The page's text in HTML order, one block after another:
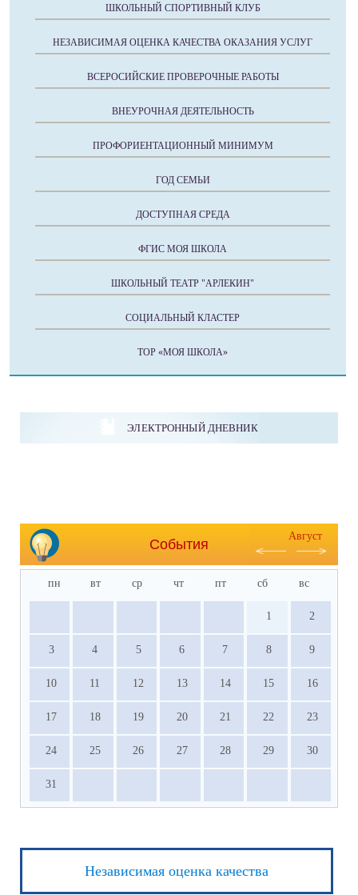
ШКОЛЬНЫЙ СПОРТИВНЫЙ КЛУБ
НЕЗАВИСИМАЯ ОЦЕНКА КАЧЕСТВА ОКАЗАНИЯ УСЛУГ
ВСЕРОСИЙСКИЕ ПРОВЕРОЧНЫЕ РАБОТЫ
ВНЕУРОЧНАЯ ДЕЯТЕЛЬНОСТЬ
ПРОФОРИЕНТАЦИОННЫЙ МИНИМУМ
ГОД СЕМЬИ
ДОСТУПНАЯ СРЕДА
ФГИС МОЯ ШКОЛА
ШКОЛЬНЫЙ ТЕАТР "АРЛЕКИН"
СОЦИАЛЬНЫЙ КЛАСТЕР
ТОР «МОЯ ШКОЛА»
ЭЛЕКТРОННЫЙ ДНЕВНИК
События
Август
пн вт ср чт пт сб вс
1 2
3 4 5 6 7 8 9
10 11 12 13 14 15 16
17 18 19 20 21 22 23
24 25 26 27 28 29 30
31
Независимая оценка качества